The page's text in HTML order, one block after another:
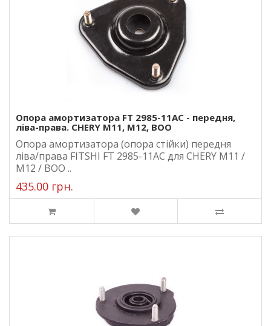
Опора амортизатора FT 2985-11AC - передня,
ліва-права. CHERY M11, M12, BOO
Опора амортизатора (опора стійки) передня
ліва/права FITSHI FT 2985-11AC для CHERY M11 /
M12 / BOO ..
435.00 грн.